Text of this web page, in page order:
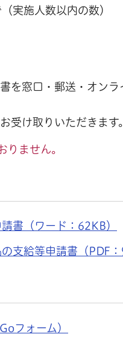
実施人数以内の数）
を窓口・郵送・オン
受け取りいただきます。
りません。
書（ワード：62KB）
支給等申請書（PDF：
フォーム）